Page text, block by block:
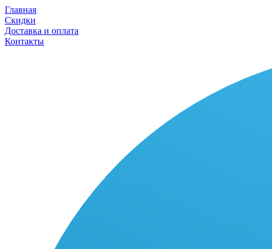
Главная
Скидки
Доставка и оплата
Контакты